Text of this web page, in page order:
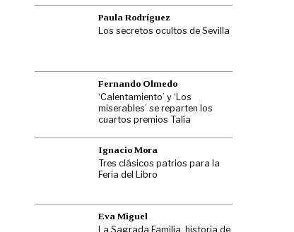
Paula Rodríguez
Los secretos ocultos de Sevilla
Fernando Olmedo
‘Calentamiento’ y ‘Los
miserables’ se reparten los
cuartos premios Talía
Ignacio Mora
Tres clásicos patrios para la
Feria del Libro
Eva Miguel
La Sagrada Familia, historia de